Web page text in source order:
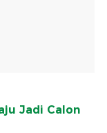
Jadi Calon